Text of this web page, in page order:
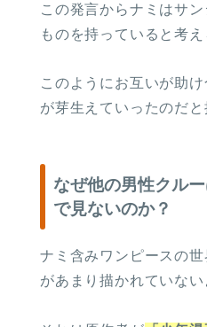
この発言からナミはサ
ものを持っていると考え
このようにお互いが助
が芽生えていったのだと
なぜ他の男性クル
で見ないのか？
ナミ含みワンピースの
があまり描かれていない